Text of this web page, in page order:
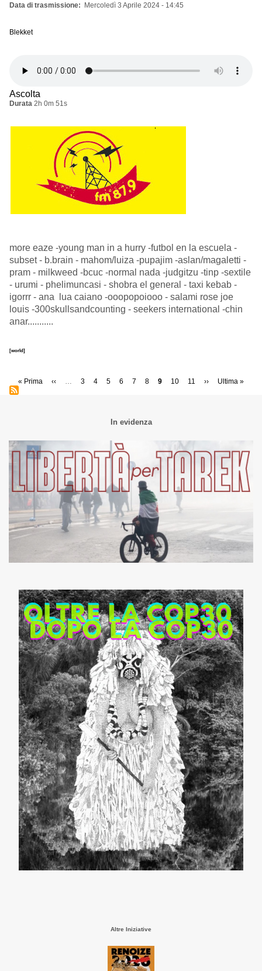
Data di trasmissione Mercoledì 3 Aprile 2024 - 14:45
Blekket
Ascolta
Durata 2h 0m 51s
more eaze -young man in a hurry -futbol en la escuela -
subset - b.brain - mahom/luiza -pupajim -aslan/magaletti -
pram - milkweed -bcuc -normal nada -judgitzu -tinp -sextile
- urumi - phelimuncasi - shobra el general - taxi kebab -
igorrr - ana lua caiano -ooopopoiooo - salami rose joe
louis -300skullsandcounting - seekers international -chin
anar...........
[world]
Paginazione
Prima
« Prima
Pagina
‹‹ … Page
3 Page
4 Page
5 Page
6 Page
7 Page
8
Pagina
9 Page
10 Page
11
Pagina
››
Ultima
Ultima »
In evidenza
Altre Iniziative